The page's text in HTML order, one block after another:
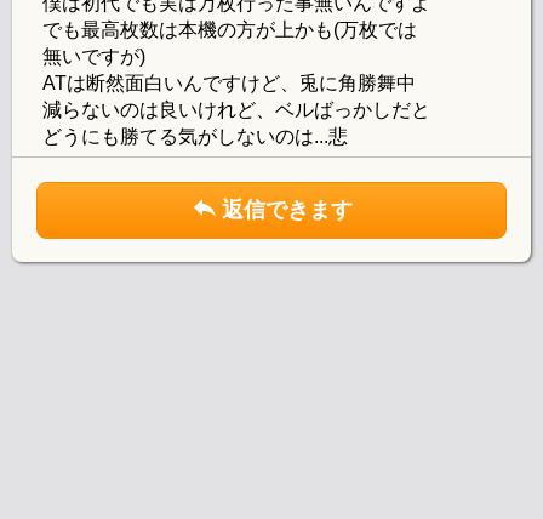
でも最高枚数は本機の方が上かも(万枚では
無いですが)
ATは断然面白いんですけど、兎に角勝舞中
減らないのは良いけれど、ベルばっかしだと
どうにも勝てる気がしないのは...悲
返信できます